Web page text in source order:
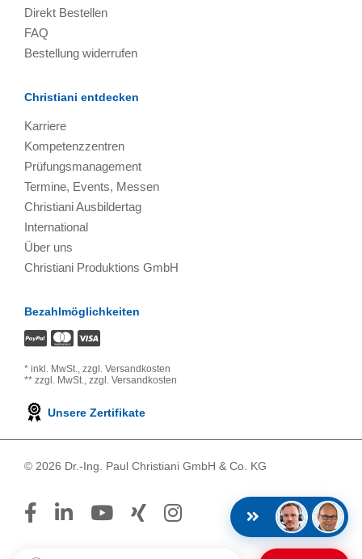
Direkt Bestellen
FAQ
Bestellung widerrufen
Christiani entdecken
Karriere
Kompetenzzentren
Prüfungsmanagement
Termine, Events, Messen
Christiani Ausbildertag
International
Über uns
Christiani Produktions GmbH
Bezahlmöglichkeiten
* inkl. MwSt., zzgl. Versandkosten
** zzgl. MwSt., zzgl. Versandkosten
Unsere Zertifikate
© 2026 Dr.-Ing. Paul Christiani GmbH & Co. KG